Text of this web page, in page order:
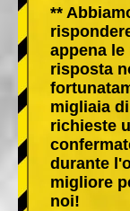
**
appena
risposta
migliaia
richieste
durante
migliore
noi!